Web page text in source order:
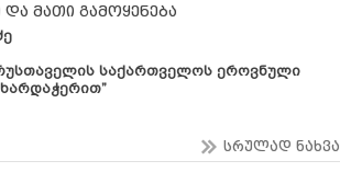
მათი გამოყენება
საქართველოს ეროვნული
სრულად ნახვა